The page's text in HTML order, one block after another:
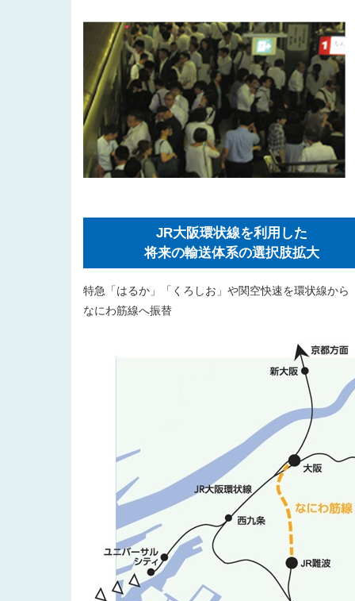
JR大阪環状線を利用した
将来の輸送体系の選択肢拡大
特急「はるか」「くろしお」や関空快速を環状線から
なにわ筋線へ振替